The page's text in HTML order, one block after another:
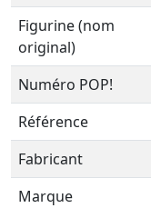
Figurine (nom
original)
Numéro POP!
Référence
Fabricant
Marque